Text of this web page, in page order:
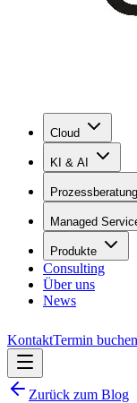
Cloud
KI & AI
Prozessberatung
Managed
Produkte
Consulting
Über uns
News
KontaktTermin buchen
Zurück zum Blog